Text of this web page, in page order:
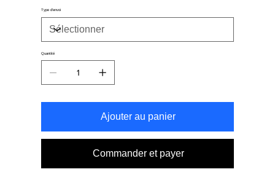
Type d'envoi
Quantité
Ajouter au panier
Commander et payer